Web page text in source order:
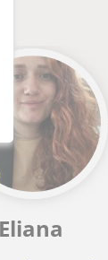
Eliana